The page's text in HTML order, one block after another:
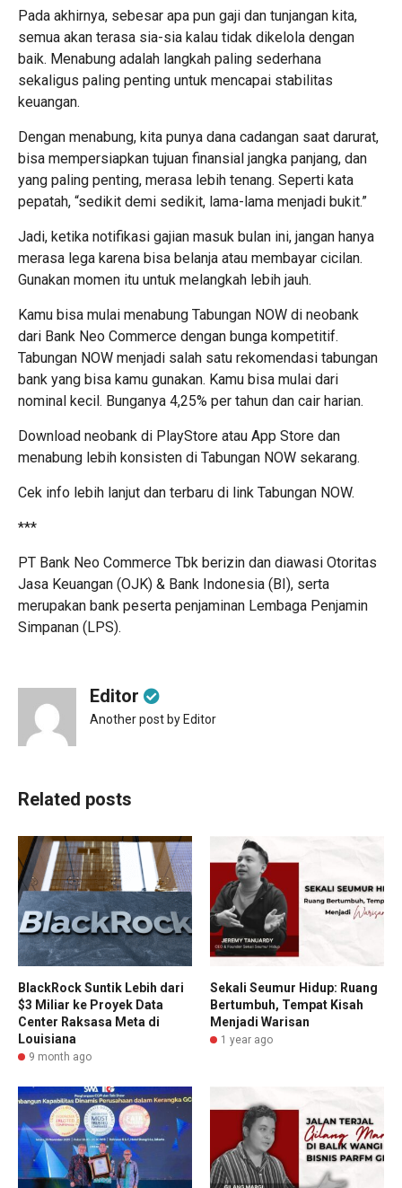
Pada akhirnya, sebesar apa pun gaji dan tunjangan kita,
semua akan terasa sia-sia kalau tidak dikelola dengan
baik. Menabung adalah langkah paling sederhana
sekaligus paling penting untuk mencapai stabilitas
keuangan.
Dengan menabung, kita punya dana cadangan saat darurat,
bisa mempersiapkan tujuan finansial jangka panjang, dan
yang paling penting, merasa lebih tenang. Seperti kata
pepatah, “sedikit demi sedikit, lama-lama menjadi bukit.”
Jadi, ketika notifikasi gajian masuk bulan ini, jangan hanya
merasa lega karena bisa belanja atau membayar cicilan.
Gunakan momen itu untuk melangkah lebih jauh.
Kamu bisa mulai menabung Tabungan NOW di neobank
dari Bank Neo Commerce dengan bunga kompetitif.
Tabungan NOW menjadi salah satu rekomendasi tabungan
bank yang bisa kamu gunakan. Kamu bisa mulai dari
nominal kecil. Bunganya 4,25% per tahun dan cair harian.
Download neobank di PlayStore atau App Store dan
menabung lebih konsisten di Tabungan NOW sekarang.
Cek info lebih lanjut dan terbaru di link Tabungan NOW.
***
PT Bank Neo Commerce Tbk berizin dan diawasi Otoritas
Jasa Keuangan (OJK) & Bank Indonesia (BI), serta
merupakan bank peserta penjaminan Lembaga Penjamin
Simpanan (LPS).
Editor
Another post by Editor
Related posts
BlackRock Suntik Lebih dari
$3 Miliar ke Proyek Data
Center Raksasa Meta di
Louisiana
9 month ago
Sekali Seumur Hidup: Ruang
Bertumbuh, Tempat Kisah
Menjadi Warisan
1 year ago